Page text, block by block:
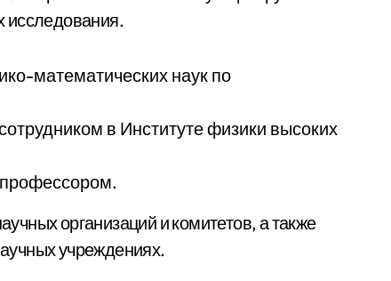
исследования.
математических наук по
в Институте физики высоких
организаций и комитетов, а также
учреждениях.